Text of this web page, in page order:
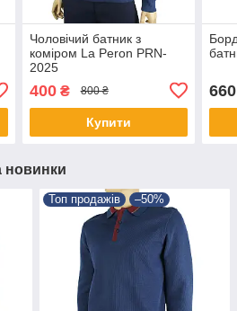
Чоловічий батник з
коміром La Peron PRN-
2025
400₴ 800 ₴
Купити
660
новинки
Топ продажів –50%